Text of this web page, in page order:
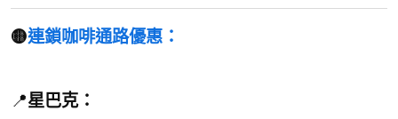
🟡連鎖咖啡通路優惠：
📍星巴克：